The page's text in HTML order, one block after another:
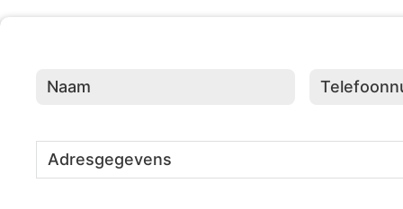
Telefoonnummer